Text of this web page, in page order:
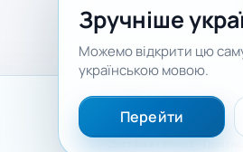
Facebook LinkedIn
Зручніше
Можемо відкрити цю
українською мовою.
Перейти